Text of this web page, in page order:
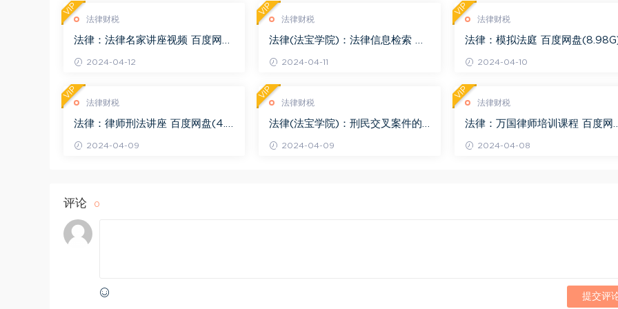
法律财税
法律：法律名家讲座视频 百度网盘
2024-04-12
VIP
法律财税
法律(法宝学院)：法律信息检索 百
2024-04-11
VIP
法律财税
法律：模拟法庭 百度网盘
2024-04-10
VIP
法律财税
法律：律师刑法讲座 百度网盘(4.0
2024-04-09
VIP
法律财税
法律(法宝学院)：刑民交叉案件的
2024-04-09
VIP
法律财税
法律：万国律师培训课程 百度网
2024-04-08
VIP
评论 0
提交评